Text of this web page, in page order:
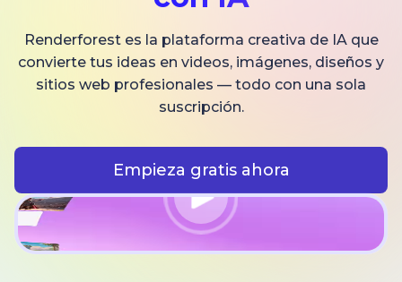
Renderforest es la plataforma creativa de IA que
convierte tus ideas en videos, imágenes, diseños y
sitios web profesionales — todo con una sola
suscripción.
Empieza gratis ahora